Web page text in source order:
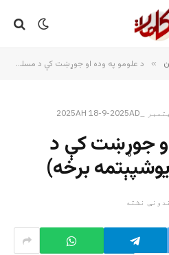
» د علومو په وده او جوړښت کې د مسلمانانو رول (یوشپېتمه برخه)
جوړښت کې د
برخه)
نشته